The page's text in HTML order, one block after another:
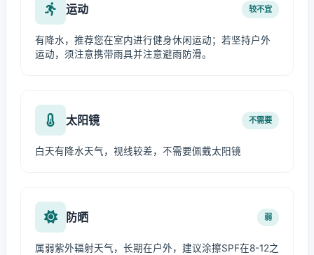
运动 较不宜
有降水，推荐您在室内进行健身休闲运动；若坚持户外
运动，须注意携带雨具并注意避雨防滑。
太阳镜 不需要
白天有降水天气，视线较差，不需要佩戴太阳镜
防晒 弱
属弱紫外辐射天气，长期在户外，建议涂擦SPF在8-12之